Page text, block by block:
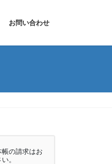
お問い合わせ
の請求はお
。